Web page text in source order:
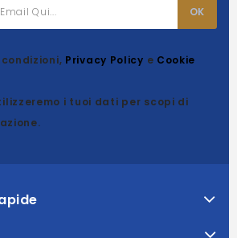
Privacy Policy e Cookie
i tuoi dati per scopi di